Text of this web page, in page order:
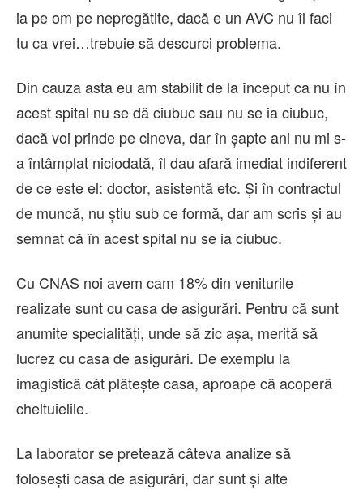
ia pe om pe nepregătite, dacă e un AVC nu îl faci
tu ca vrei…trebuie să descurci problema.
Din cauza asta eu am stabilit de la început ca nu în
acest spital nu se dă ciubuc sau nu se ia ciubuc,
dacă voi prinde pe cineva, dar în șapte ani nu mi s-
a întâmplat niciodată, îl dau afară imediat indiferent
de ce este el: doctor, asistentă etc. Și în contractul
de muncă, nu știu sub ce formă, dar am scris și au
semnat că în acest spital nu se ia ciubuc.
Cu CNAS noi avem cam 18% din veniturile
realizate sunt cu casa de asigurări. Pentru că sunt
anumite specialități, unde să zic așa, merită să
lucrez cu casa de asigurări. De exemplu la
imagistică cât plătește casa, aproape că acoperă
cheltuielile.
La laborator se pretează câteva analize să
folosești casa de asigurări, dar sunt și alte